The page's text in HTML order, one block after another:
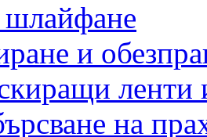
и
ленти
на